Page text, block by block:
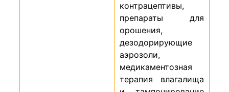
контрацептивы,
препараты для
орошения,
дезодорирующие
аэрозоли,
медикаментозная
терапия влагалища